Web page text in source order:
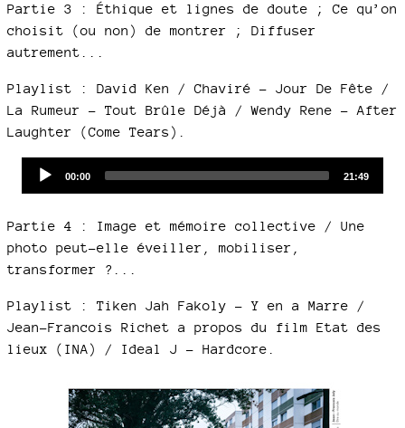
Partie 3 : Éthique et lignes de doute ; Ce qu’on
choisit (ou non) de montrer ; Diffuser
autrement...
Playlist : David Ken / Chaviré - Jour De Fête /
La Rumeur - Tout Brûle Déjà / Wendy Rene - After
Laughter (Come Tears).
Current
00:00
Total
21:49
Partie 4 : Image et mémoire collective / Une
photo peut-elle éveiller, mobiliser,
transformer ?...
Playlist : Tiken Jah Fakoly - Y en a Marre /
Jean-Francois Richet a propos du film Etat des
lieux (INA) / Ideal J - Hardcore.